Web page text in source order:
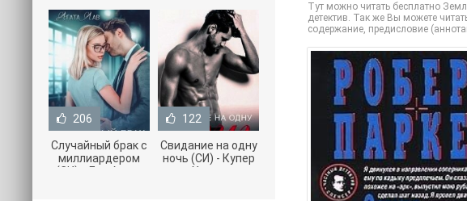
Тут можно читать бесплатно
детектив. Так же Вы можете
содержание, предисловие
206
Случайный брак с
миллиардером
(СИ) - Лав Агата
122
Свидание на одну
ночь (СИ) - Купер
Хелен